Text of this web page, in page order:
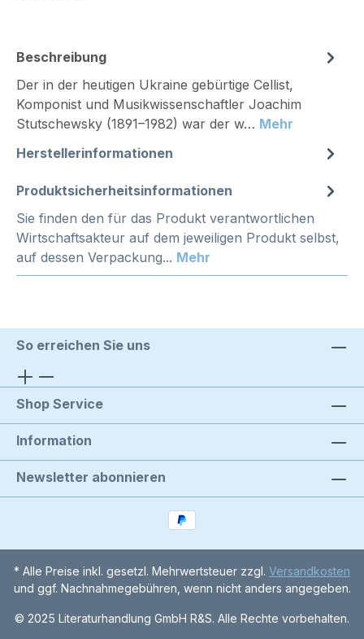
Beschreibung
Der in der heutigen Ukraine gebürtige Cellist,
Komponist und Musikwissenschaftler Joachim
Stutschewsky (1891–1982) war der w… Mehr
Herstellerinformationen
Produktsicherheitsinformationen
Sie finden den für das Produkt verantwortlichen
Wirtschaftsakteur auf dem jeweiligen Produkt selbst,
auf dessen Verpackung... Mehr
So erreichen Sie uns
Shop Service
Information
Newsletter abonnieren
* Alle Preise inkl. gesetzl. Mehrwertsteuer zzgl. Versandkosten
und ggf. Nachnahmegebühren, wenn nicht anders angegeben.
© 2025 Literaturhandlung GmbH R&S. Alle Rechte vorbehalten.